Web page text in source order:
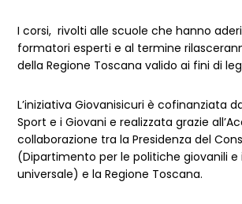
I corsi, rivolti alle scuole che hanno
formatori esperti e al termine
della Regione Toscana valido ai fini di
L’iniziativa Giovanisicuri è cofinanziata
Sport e i Giovani e realizzata grazie
collaborazione tra la Presidenza del
(Dipartimento per le politiche giovanili e
universale) e la Regione Toscana.